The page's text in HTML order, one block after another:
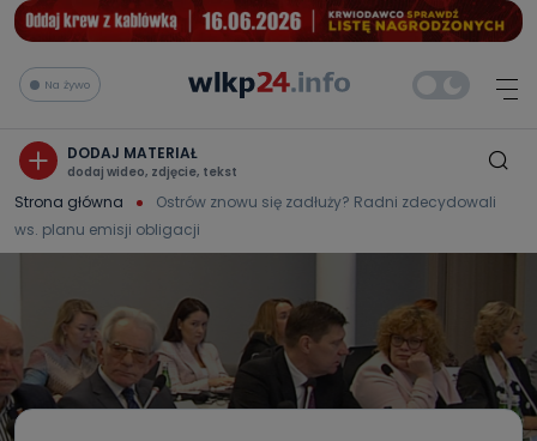
Na żywo
DODAJ MATERIAŁ
dodaj wideo, zdjęcie, tekst
Strona główna
Ostrów znowu się zadłuży? Radni zdecydowali
ws. planu emisji obligacji